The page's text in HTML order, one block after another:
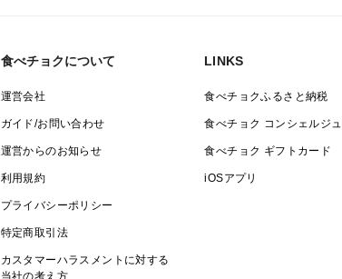
食べチョクについて
運営会社
ガイド/お問い合わせ
運営からのお知らせ
利用規約
プライバシーポリシー
特定商取引法
カスタマーハラスメントに対する
当社の考え方
LINKS
食べチョクふるさと納税
食べチョク コンシェルジュ
食べチョク ギフトカード
iOSアプリ